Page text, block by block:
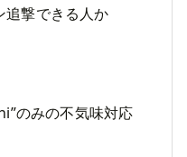
追撃できる人か
のみの不気味対応